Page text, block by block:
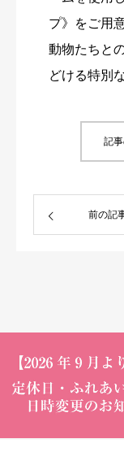
プ》をご用意
動物たちと
どける特別
記
前の記